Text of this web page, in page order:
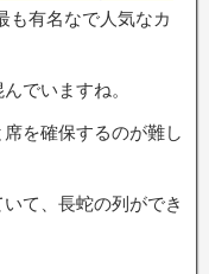
も有名なで人気なカ
でいますね。
を確保するのが難し
て、長蛇の列ができ